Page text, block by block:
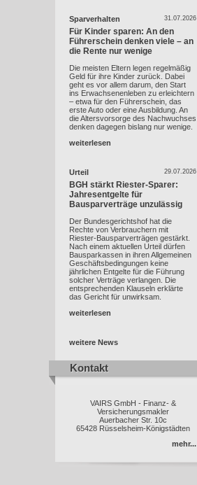
31.07.2026
Sparverhalten
Für Kinder sparen: An den
Führerschein denken viele – an
die Rente nur wenige
Die meisten Eltern legen regelmäßig
Geld für ihre Kinder zurück. Dabei
geht es vor allem darum, den Start
ins Erwachsenenleben zu erleichtern
– etwa für den Führerschein, das
erste Auto oder eine Ausbildung. An
die Altersvorsorge des Nachwuchses
denken dagegen bislang nur wenige.
weiterlesen
29.07.2026
Urteil
BGH stärkt Riester-Sparer:
Jahresentgelte für
Bausparverträge unzulässig
Der Bundesgerichtshof hat die
Rechte von Verbrauchern mit
Riester-Bausparverträgen gestärkt.
Nach einem aktuellen Urteil dürfen
Bausparkassen in ihren Allgemeinen
Geschäftsbedingungen keine
jährlichen Entgelte für die Führung
solcher Verträge verlangen. Die
entsprechenden Klauseln erklärte
das Gericht für unwirksam.
weiterlesen
weitere News
Kontakt
Kontakt
VAIRS GmbH - Finanz- &
Versicherungsmakler
Auerbacher Str. 10c
65428 Rüsselsheim-Königstädten
mehr...